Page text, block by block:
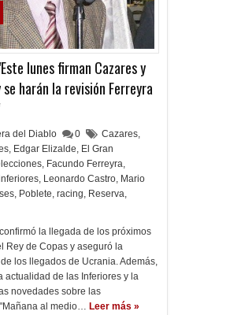
lunes firman Cazares y
harán la revisión Ferreyra
del Diablo 0 Cazares,
, Edgar Elizalde, El Gran
, Facundo Ferreyra,
, Leonardo Castro, Mario
, Poblete, racing, Reserva,
la llegada de los próximos
Rey de Copas y aseguró la
los llegados de Ucrania. Además,
actualidad de las Inferiores y la
novedades sobre las
al medio… Leer más »